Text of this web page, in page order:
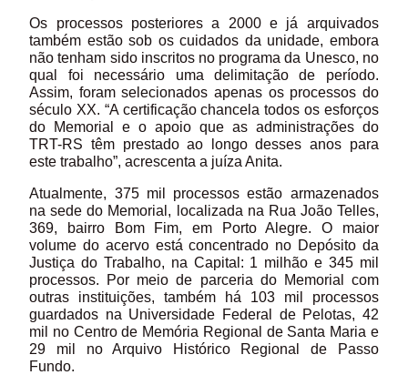
Os processos posteriores a 2000 e já arquivados
também estão sob os cuidados da unidade, embora
não tenham sido inscritos no programa da Unesco, no
qual foi necessário uma delimitação de período.
Assim, foram selecionados apenas os processos do
século XX. “A certificação chancela todos os esforços
do Memorial e o apoio que as administrações do
TRT-RS têm prestado ao longo desses anos para
este trabalho”, acrescenta a juíza Anita.
Atualmente, 375 mil processos estão armazenados
na sede do Memorial, localizada na Rua João Telles,
369, bairro Bom Fim, em Porto Alegre. O maior
volume do acervo está concentrado no Depósito da
Justiça do Trabalho, na Capital: 1 milhão e 345 mil
processos. Por meio de parceria do Memorial com
outras instituições, também há 103 mil processos
guardados na Universidade Federal de Pelotas, 42
mil no Centro de Memória Regional de Santa Maria e
29 mil no Arquivo Histórico Regional de Passo
Fundo.